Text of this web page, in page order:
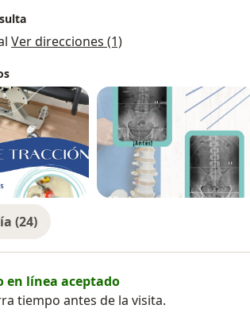
Ver direcciones (1)
(24)
en línea aceptado
tiempo antes de la visita.